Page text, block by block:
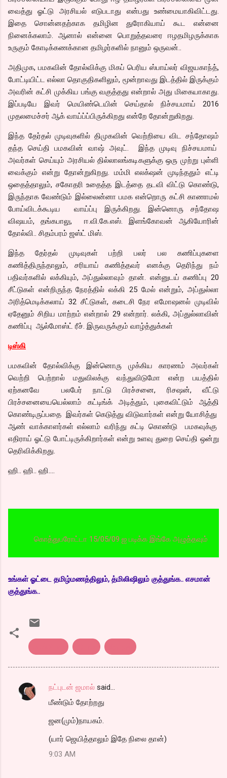
வைத்து ஓட்டு அரசியல் எடுபடாது என்பது உண்மையாகிவிட்டது.
இதை சொன்னதற்காக தமிழின துரோகியாய் கூட என்னை
நினைக்கலாம். ஆனால் என்னை பொறுத்தவரை ஈழதமிழருக்காக
உருகும் கோடிக்கணக்கான தமிழர்களில் நானும் ஒருவன்..
அதிமுக, பமகவின் தோல்விக்கு மிகப் பெரிய ஸ்பாய்லர் விஜயகாந்த்,
போட்டியிட்ட எல்லா தொகுதிகளிலும், மூன்றாவது இடத்தில் இருக்கும்
அவரின் கட்சி முக்கிய பங்கு வகுத்தது என்றால் அது மிகையாகாது.
இப்படியே இவர் மெயிண்டெயின் செய்தால் நிச்சயமாய் 2016
முதலமைச்சர் ஆக் வாய்ப்ப்பிருக்கிறது என்றே தோன்றுகிறது.
இந்த தேர்தல் முடிவுகளில் திமுகவின் வெற்றியை விட சந்தோஷம்
தந்த செய்தி பமகவின் வாஷ் அவுட். இந்த முடிவு நிச்சயமாய்
அவர்கள் செய்யும் அரசியல் தில்லாலங்கடிகளுக்கு ஒரு முற்று புள்ளி
வைக்கும் என்று தோன்றுகிறது. மம்மி எலக்‌ஷன் முடிந்ததும் எட்டி
ஒதைத்தாலும், சகோதரி உதைத்த இடத்தை தடவி விட்டு கொண்டு,
இருந்தாக வேண்டும் இல்லைன்னா பமக என்றொரு கட்சி காணாமல்
போய்விடக்கூடிய வாய்ப்பு இருக்கிறது. இன்னொரு சந்தோஷ
விஷயம், தங்கபாலு, ஈ.வி.கே.எஸ். இளங்கோவன் ஆகியோரின்
தோல்வி.. சிதம்பரம் ஜஸ்ட் மிஸ்.
இந்த தேர்தல் முடிவுகள் பற்றி பலர் பல கணிப்புகளை
கணித்திருந்தாலும், சரியாய் கணித்தவர் எனக்கு தெரிந்து நம்
பதிவர்களில் லக்கியும், அப்துல்லாவும் தான். என்னுடய் கணிப்பு 20
சீட்டுகள் என்றிருந்த நேரத்தில் லக்கி 25 மேல் என்றும், அப்துல்லா
அரித்மெடிக்கலாய் 32 சீட்டுகள், கடைசி நேர எமோஷனல் முடிவில்
ஏதேனும் சிறிய மாற்றம் என்றால் 29 என்றார். லக்கி, அப்துல்லாவின்
கணிப்பு ஆல்மோஸ்ட் ரீச். இருவருக்கும் வாழ்த்துக்கள்
டிஸ்கி
பமகவின் தோல்விக்கு இன்னொரு முக்கிய காரணம் அவர்கள்
வெற்றி பெற்றால் மதுவிலக்கு வந்துவிடுமோ என்ற பயத்தில்
ஏற்கனவே பலபேர் நாட்டு பிரச்சனை, ரிசஷன், வீட்டு
பிரச்சனையையெல்லாம் கட்டிங்க் அடித்தும், புகைவிட்டும் ஆத்தி
கொண்டிருப்பதை இவர்கள் கெடுத்து விடுவார்கள் என்று யோசித்து
ஆண் வாக்காளர்கள் எல்லாம் வரிந்து கட்டி கொண்டு பமகவுக்கு
எதிராய் ஓட்டு போட்டிருக்கிறார்கள் என்று உளவு துறை செய்தி ஒன்று
தெரிவிக்கிறது.
ஹி.. ஹி.. ஹி….
கொத்துபரோட்டா 15/05/09 ஐ படிக்க இங்கே அழுத்தவும்
உங்கள் ஓட்டை தமிழ்மணத்திலும், த்மிலிஷிலும் குத்துங்க.. எசமான்
குத்துங்க..
C
நட்புடன் ஜமால் said…
மீண்டும் தோற்றது
ஜன(மும்)நாயகம்.
(யார் ஜெயித்தாலும் இதே நிலை தான்)
9:03 AM